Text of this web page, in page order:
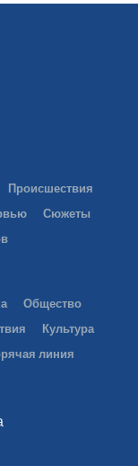
Происшествия
Сюжеты
Общество
Культура
линия